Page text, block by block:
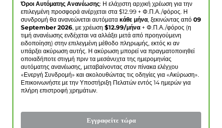
Όροι Αυτόματης Ανανέωσης: Η ελάχιστη αρχική χρέωση για την
επιλεγμένη προσφορά ανέρχεται στα $12.99 + Φ.Π.Α./φόρος. Η
συνδρομή θα ανανεώνεται αυτόματα κάθε μήνα, ξεκινώντας από 09
September 2026, με χρέωση $12.99/μήνα + Φ.Π.Α./φόρος (η
τιμή ανανέωσης ενδέχεται να αλλάξει μετά από προηγούμενη
ειδοποίηση) στην επιλεγμένη μέθοδο πληρωμής, εκτός κι αν
υπάρξει ακύρωση αυτής. Η ακύρωση μπορεί να πραγματοποιηθεί
οποιαδήποτε στιγμή πριν τα μεσάνυχτα της ημερομηνίας
αυτόματης ανανέωσης, μεταβαίνοντας στον πίνακα ελέγχου
«Ενεργή Συνδρομή» και ακολουθώντας τις οδηγίες για «Ακύρωση».
Επικοινωνήστε με την Υποστήριξη Πελατών εντός 14 ημερών για
πλήρη επιστροφή χρημάτων.
Εγγραφείτε τώρα